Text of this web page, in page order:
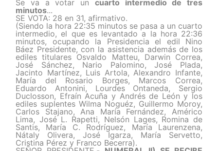
Se va a votar un cuarto intermedio de tres
minutos...
SE VOTA: 28 en 31, afirmativo.
(Siendo la hora 22:35 minutos se pasa a un cuarto
intermedio, el que es levantado a la hora 22:36
minutos, ocupando la Presidencia el edil Nino
Báez Presidente, con la asistencia además de los
ediles titulares Osvaldo Matteu, Darwin Correa,
José Sánchez, Nario Palomino, José Plada,
Jacinto Martínez, Luis Artola, Alexandro Infante,
María del Rosario Borges, Marcos Correa,
Eduardo Antonini, Lourdes Ontaneda, Sergio
Duclosson, Efraín Acuña y Andrés de León y los
ediles suplentes Wilma Noguéz, Guillermo Moroy,
Carlos Stajano, Ana María Fernández, Américo
Lima, José L. Rapetti, Nelsón Lages, Romina de
Santis, María C. Rodríguez, María Laurenzena,
Nátaly Olivera, José Igarza, María Servetto,
Cristina Pérez y Franco Becerra).